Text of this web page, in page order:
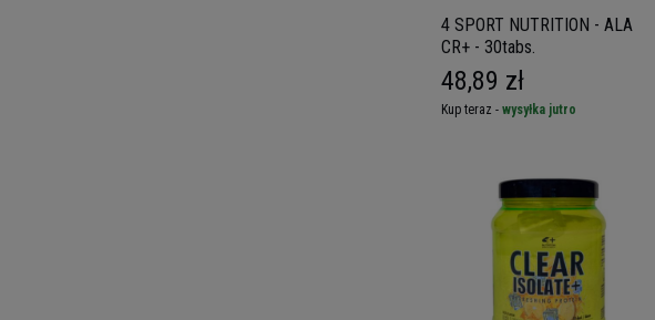
4 SPORT NUTRITION - ALA
CR+ - 30tabs.
48,89 zł
Kup teraz - wysyłka jutro